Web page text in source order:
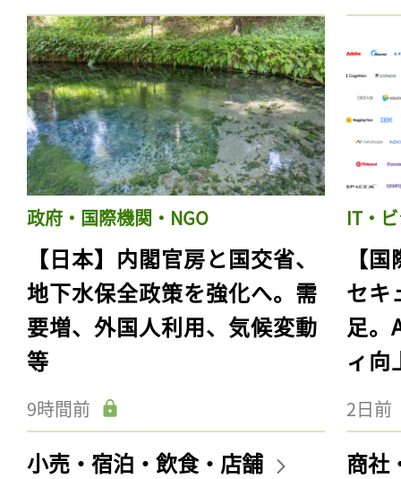
政府・国際機関・NGO
【日本】内閣官房と国交省、
地下水保全政策を強化へ。需
要増、外国人利用、気候変動
等
9時間前
IT・
【
セキ
足。
ィ向
2日前
小売・宿泊・飲食・店舗 商社